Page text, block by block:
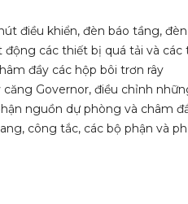
điều khiển, đèn báo tầng,
động các thiết bị quá tải và
đầy các hộp bôi trơn rây
căng Governor, điều chỉnh
nguồn dự phòng và châm
công tắc, các bộ phận và